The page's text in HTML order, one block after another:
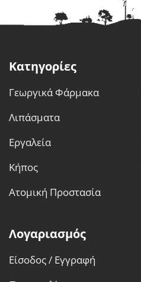
Κατηγορίες
Γεωργικά Φάρμακα
Λιπάσματα
Εργαλεία
Κήπος
Ατομική Προστασία
Λογαριασμός
Είσοδος / Εγγραφή